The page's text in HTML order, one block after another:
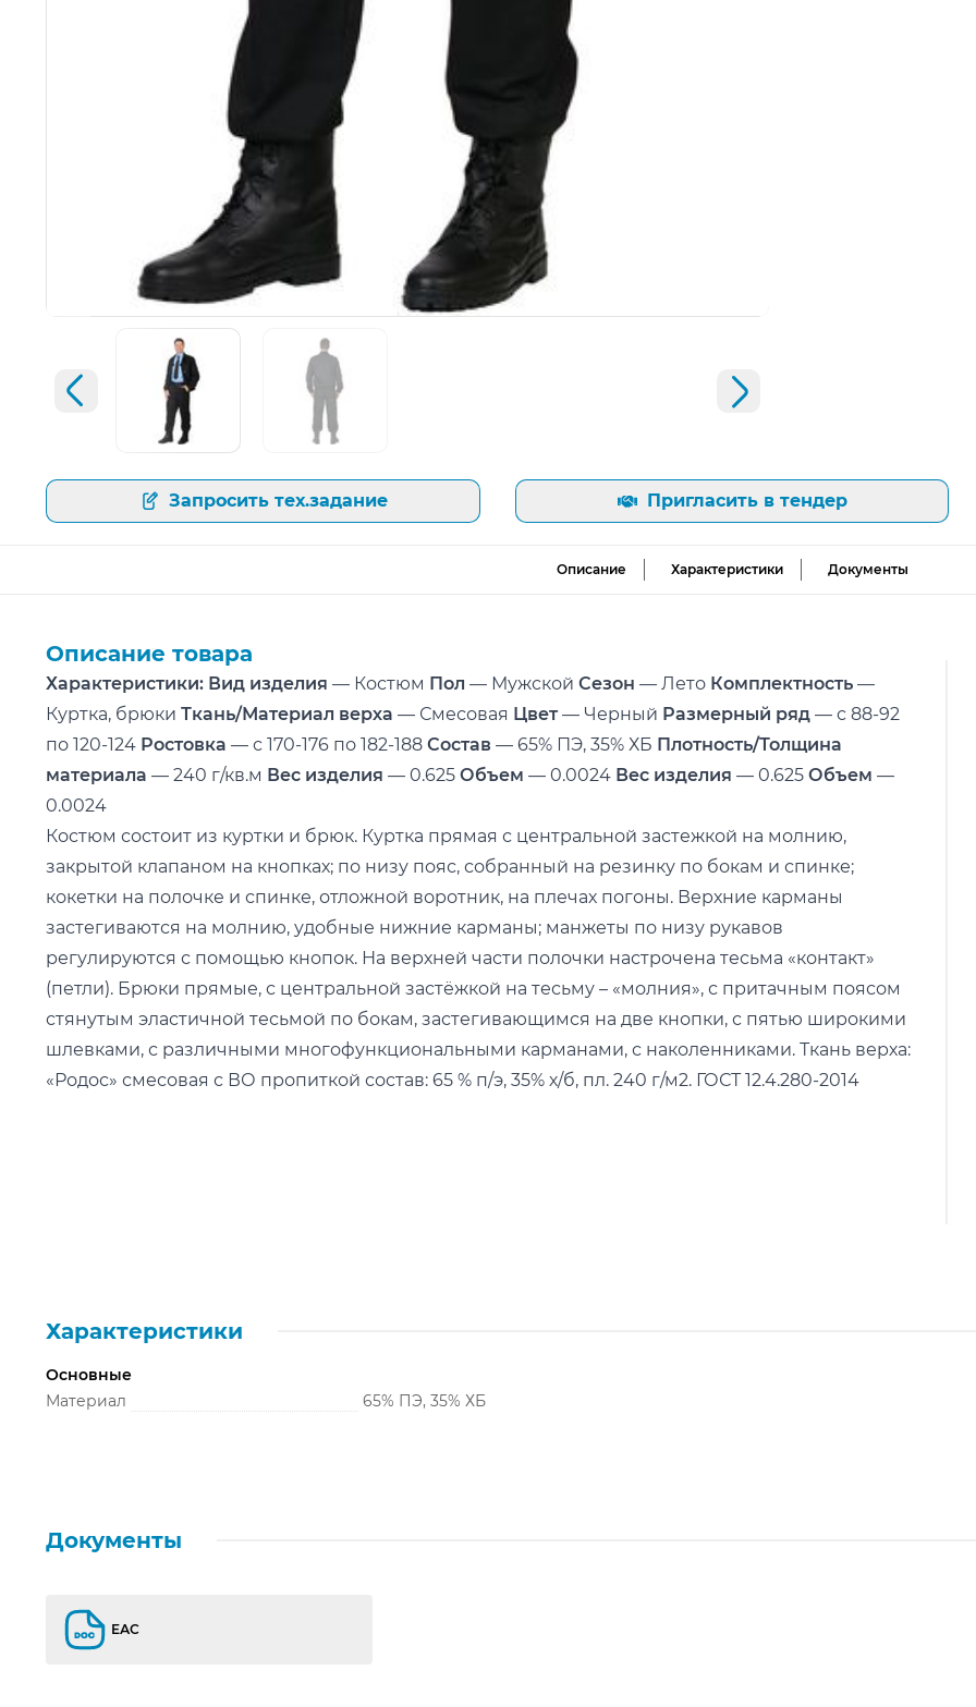
Открыть изображение
Предыдущий слайд
Следующий слайд
Открыть изображение
Увеличить изображение
Запросить тех.задание Пригласить в тендер
Описание Характеристики Документы
Описание товара
Характеристики: Вид изделия — Костюм Пол — Мужской Сезон — Лето Комплектность —
Куртка, брюки Ткань/Материал верха — Смесовая Цвет — Черный Размерный ряд — с 88-92
по 120-124 Ростовка — с 170-176 по 182-188 Состав — 65% ПЭ, 35% ХБ Плотность/Толщина
материала — 240 г/кв.м Вес изделия — 0.625 Объем — 0.0024 Вес изделия — 0.625 Объем —
0.0024
Костюм состоит из куртки и брюк. Куртка прямая с центральной застежкой на молнию,
закрытой клапаном на кнопках; по низу пояс, собранный на резинку по бокам и спинке;
кокетки на полочке и спинке, отложной воротник, на плечах погоны. Верхние карманы
застегиваются на молнию, удобные нижние карманы; манжеты по низу рукавов
регулируются с помощью кнопок. На верхней части полочки настрочена тесьма «контакт»
(петли). Брюки прямые, с центральной застёжкой на тесьму – «молния», с притачным поясом
стянутым эластичной тесьмой по бокам, застегивающимся на две кнопки, с пятью широкими
шлевками, с различными многофункциональными карманами, с наколенниками. Ткань верха:
«Родос» смесовая с ВО пропиткой состав: 65 % п/э, 35% х/б, пл. 240 г/м2. ГОСТ 12.4.280-2014
Характеристики
Основные
Материал
65% ПЭ, 35% ХБ
Документы
ЕАС